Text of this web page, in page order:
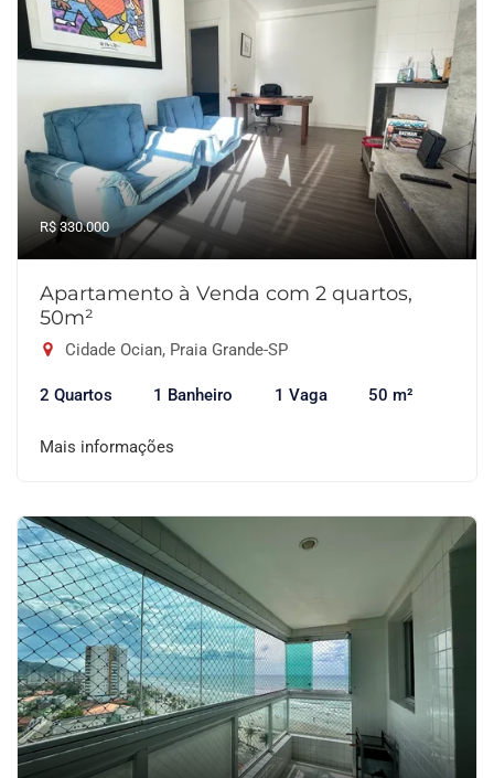
R$ 330.000
Apartamento à Venda com 2 quartos,
50m²
Cidade Ocian, Praia Grande-SP
2 Quartos 1 Banheiro 1 Vaga 50 m²
Mais informações